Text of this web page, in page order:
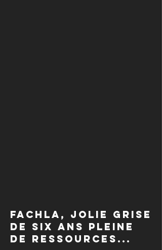
Fachla, jolie grise
de six ans pleine
de ressources...